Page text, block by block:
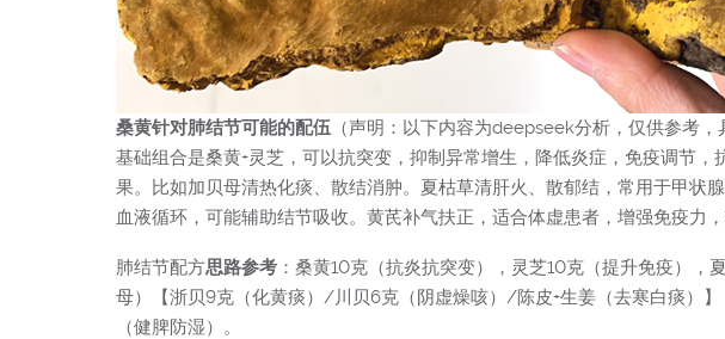
桑黄针对肺结节可能的配伍 （声明：以下内容为deepseek分析，仅供参考，
基础组合是桑黄+灵芝，可以抗突变，抑制异常增生，降低炎症，免疫调节
果。比如加贝母清热化痰、散结消肿。夏枯草清肝火、散郁结，常用于甲状
血液循环，可能辅助结节吸收。黄芪补气扶正，适合体虚患者，增强免疫力，
肺结节配方思路参考 ：桑黄10克（抗炎抗突变），灵芝10克（提升免疫），
母）【浙贝9克（化黄痰）/川贝6克（阴虚燥咳）/陈皮+生姜（去寒白痰）
（健脾防湿）。